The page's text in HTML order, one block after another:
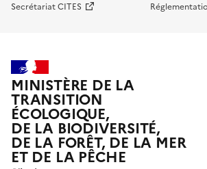
Secrétariat CITES
MINISTÈRE DE LA
TRANSITION
ÉCOLOGIQUE,
DE LA BIODIVERSITÉ,
DE LA FORÊT, DE LA MER
ET DE LA PÊCHE